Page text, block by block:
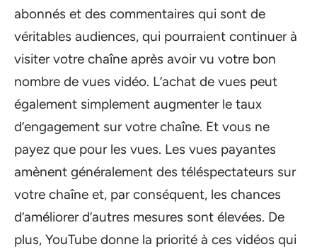
abonnés et des commentaires qui sont de
véritables audiences, qui pourraient continuer à
visiter votre chaîne après avoir vu votre bon
nombre de vues vidéo. L’achat de vues peut
également simplement augmenter le taux
d’engagement sur votre chaîne. Et vous ne
payez que pour les vues. Les vues payantes
amènent généralement des téléspectateurs sur
votre chaîne et, par conséquent, les chances
d’améliorer d’autres mesures sont élevées. De
plus, YouTube donne la priorité à ces vidéos qui